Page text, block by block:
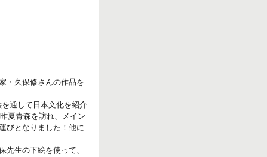
・久保修さんの作品を
通して日本文化を紹介
夏青森を訪れ、メイン
びとなりました！他に
先生の下絵を使って、